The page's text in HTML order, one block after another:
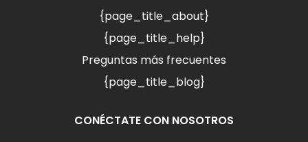
{page_title_about}
{page_title_help}
Preguntas más frecuentes
{page_title_blog}
CONÉCTATE CON NOSOTROS